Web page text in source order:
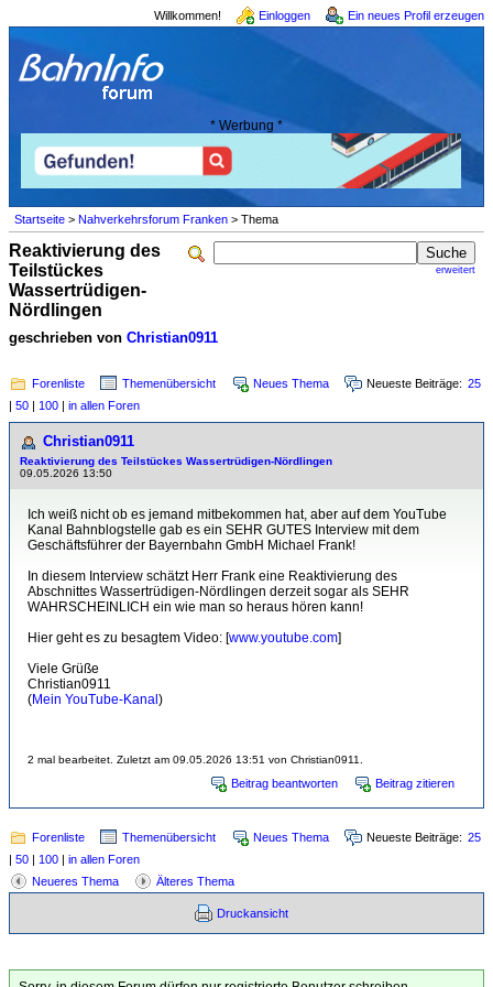
Willkommen! Einloggen Ein neues Profil erzeugen
* Werbung *
Startseite > Nahverkehrsforum Franken > Thema
erweitert
Reaktivierung des
Teilstückes
Wassertrüdigen-
Nördlingen
geschrieben von Christian0911
Forenliste Themenübersicht Neues Thema Neueste Beiträge: 25
| 50 | 100 | in allen Foren
Christian0911
Reaktivierung des Teilstückes Wassertrüdigen-Nördlingen
09.05.2026 13:50
Ich weiß nicht ob es jemand mitbekommen hat, aber auf dem YouTube
Kanal Bahnblogstelle gab es ein SEHR GUTES Interview mit dem
Geschäftsführer der Bayernbahn GmbH Michael Frank!
In diesem Interview schätzt Herr Frank eine Reaktivierung des
Abschnittes Wassertrüdigen-Nördlingen derzeit sogar als SEHR
WAHRSCHEINLICH ein wie man so heraus hören kann!
Hier geht es zu besagtem Video: [www.youtube.com]
Viele Grüße
Christian0911
(Mein YouTube-Kanal )
2 mal bearbeitet. Zuletzt am 09.05.2026 13:51 von Christian0911.
Beitrag beantworten Beitrag zitieren
Forenliste Themenübersicht Neues Thema Neueste Beiträge: 25
| 50 | 100 | in allen Foren
Neueres Thema
Älteres Thema
Druckansicht